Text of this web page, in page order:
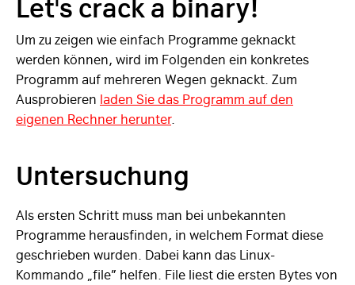
Let's crack a binary!
Um zu zeigen wie einfach Programme geknackt
werden können, wird im Folgenden ein konkretes
Programm auf mehreren Wegen geknackt. Zum
Ausprobieren laden Sie das Programm auf den
eigenen Rechner herunter.
Untersuchung
Als ersten Schritt muss man bei unbekannten
Programme herausfinden, in welchem Format diese
geschrieben wurden. Dabei kann das Linux-
Kommando „file” helfen. File liest die ersten Bytes von